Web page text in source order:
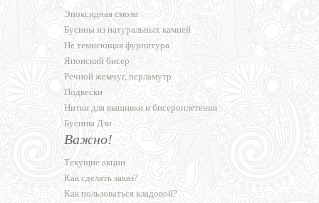
Эпоксидная смола
Бусины из натуральных камней
Не темнеющая фурнитура
Японский бисер
Речной жемчуг, перламутр
Подвески
Нитки для вышивки и бисероплетения
Бусины Дзи
Важно!
Текущие акции
Как сделать заказ?
Как пользоваться кладовой?